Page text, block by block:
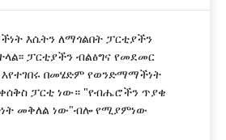
እሴትን ለማጎልበት ፓርቲያችን
ፓርቲያችን ብልፅግና የመደመር
እየተገበሩ በመሄድም የወንድማማችነት
ፓርቲ ነው። "የብሔሮችን ጥያቄ
መቅለል ነው"ብሎ የሚያምነው